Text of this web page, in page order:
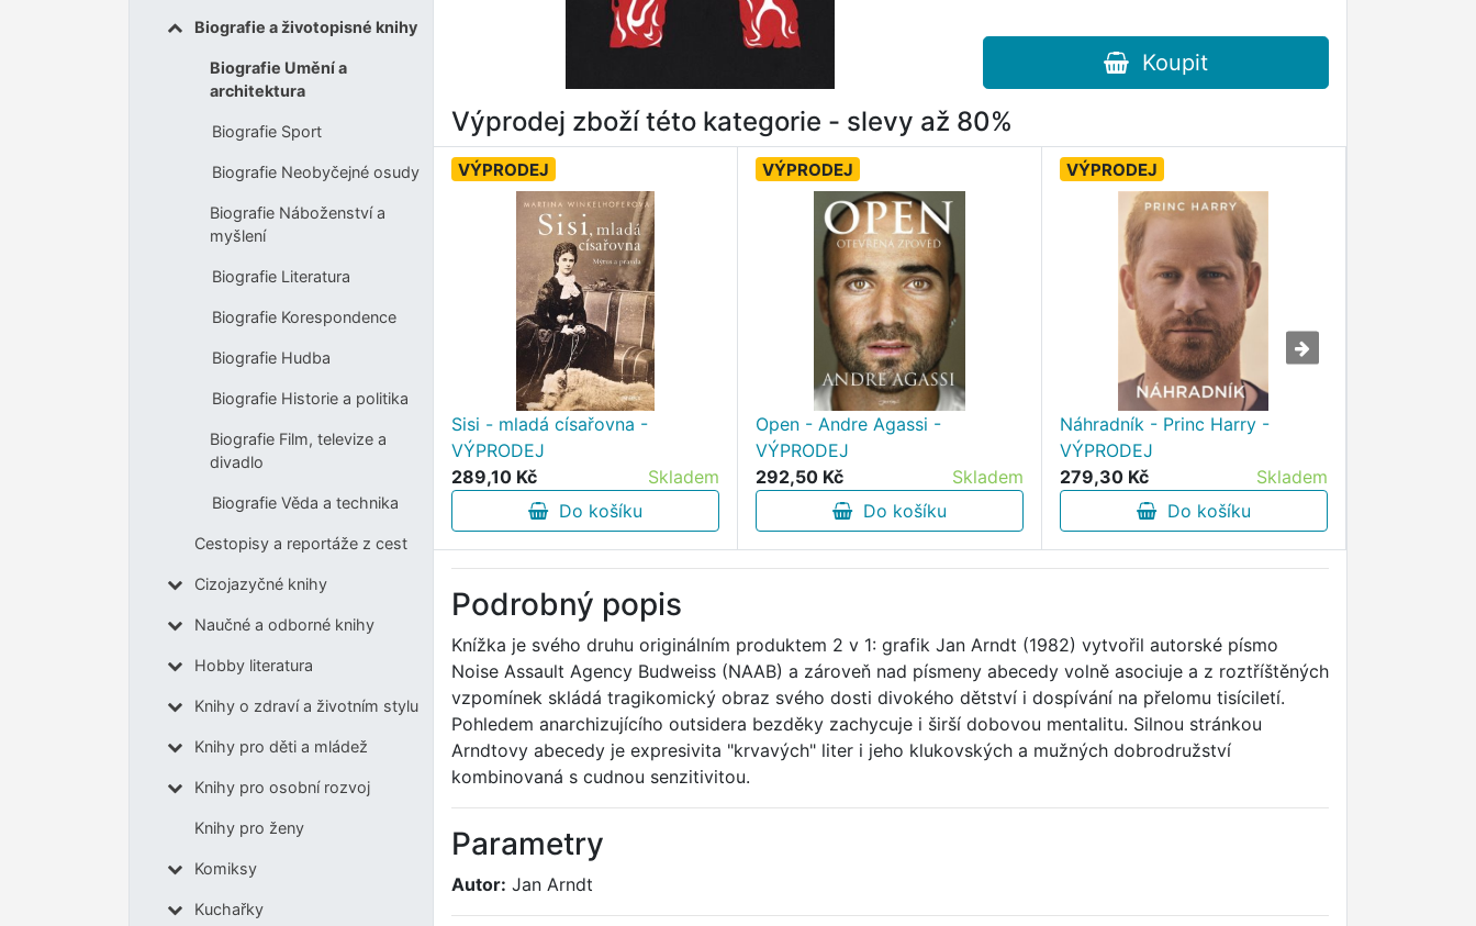
Biografie a životopisné knihy
Biografie Umění a
architektura
Biografie Sport
Biografie Neobyčejné osudy
Biografie Náboženství a
myšlení
Biografie Literatura
Biografie Korespondence
Biografie Hudba
Biografie Historie a politika
Biografie Film, televize a
divadlo
Biografie Věda a technika
Cestopisy a reportáže z cest
Cizojazyčné knihy
Naučné a odborné knihy
Hobby literatura
Knihy o zdraví a životním stylu
Knihy pro děti a mládež
Knihy pro osobní rozvoj
Knihy pro ženy
Komiksy
Kuchařky
Koupit
Výprodej zboží této kategorie - slevy až 80%
VÝPRODEJ
Sisi - mladá císařovna -
VÝPRODEJ
289,10 Kč
Skladem
Do košíku
VÝPRODEJ
Open - Andre Agassi -
VÝPRODEJ
292,50 Kč
Skladem
Do košíku
VÝPRODEJ
Náhradník - Princ Harry -
VÝPRODEJ
279,30 Kč
Skladem
Do košíku
Podrobný popis
Knížka je svého druhu originálním produktem 2 v 1: grafik Jan Arndt (1982) vytvořil autorské písmo
Noise Assault Agency Budweiss (NAAB) a zároveň nad písmeny abecedy volně asociuje a z roztříštěných
vzpomínek skládá tragikomický obraz svého dosti divokého dětství i dospívání na přelomu tisíciletí.
Pohledem anarchizujícího outsidera bezděky zachycuje i širší dobovou mentalitu. Silnou stránkou
Arndtovy abecedy je expresivita "krvavých" liter i jeho klukovských a mužných dobrodružství
kombinovaná s cudnou senzitivitou.
Parametry
Autor: Jan Arndt